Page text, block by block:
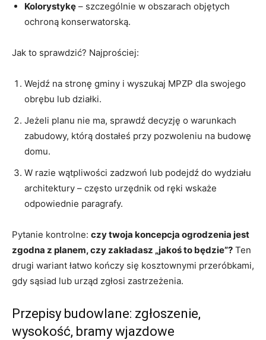
Kolorystykę – szczególnie w obszarach objętych
ochroną konserwatorską.
Jak to sprawdzić? Najprościej:
Wejdź na stronę gminy i wyszukaj MPZP dla swojego
obrębu lub działki.
Jeżeli planu nie ma, sprawdź decyzję o warunkach
zabudowy, którą dostałeś przy pozwoleniu na budowę
domu.
W razie wątpliwości zadzwoń lub podejdź do wydziału
architektury – często urzędnik od ręki wskaże
odpowiednie paragrafy.
Pytanie kontrolne: czy twoja koncepcja ogrodzenia jest
zgodna z planem, czy zakładasz „jakoś to będzie”? Ten
drugi wariant łatwo kończy się kosztownymi przeróbkami,
gdy sąsiad lub urząd zgłosi zastrzeżenia.
Przepisy budowlane: zgłoszenie,
wysokość, bramy wjazdowe